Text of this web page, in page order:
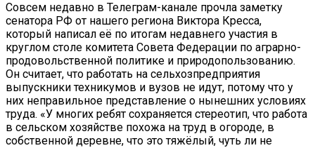
Совсем недавно в Телеграм-канале прочла заметку
сенатора РФ от нашего региона Виктора Кресса,
который написал её по итогам недавнего участия в
круглом столе комитета Совета Федерации по аграрно-
продовольственной политике и природопользованию.
Он считает, что работать на сельхозпредприятия
выпускники техникумов и вузов не идут, потому что у
них неправильное представление о нынешних условиях
труда. «У многих ребят сохраняется стереотип, что работа
в сельском хозяйстве похожа на труд в огороде, в
собственной деревне, что это тяжёлый, чуть ли не